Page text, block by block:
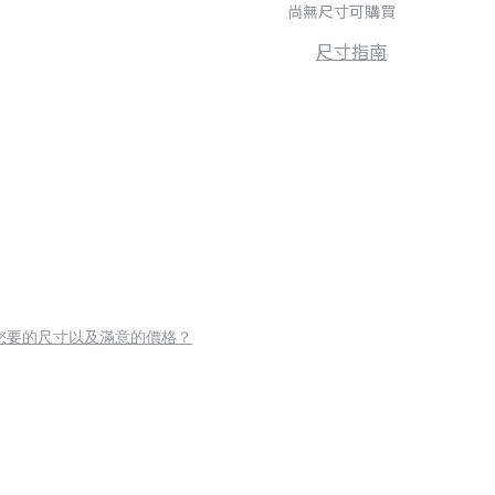
尚無尺寸可購買
尺寸指南
要的尺寸以及滿意的價格？